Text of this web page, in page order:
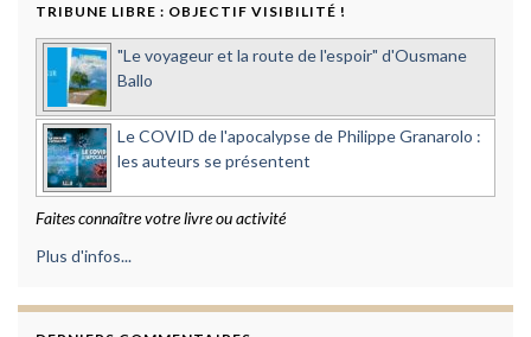
TRIBUNE LIBRE : OBJECTIF VISIBILITÉ !
"Le voyageur et la route de l'espoir" d'Ousmane
Ballo
Le COVID de l'apocalypse de Philippe Granarolo :
les auteurs se présentent
Faites connaître votre livre ou activité
Plus d'infos...